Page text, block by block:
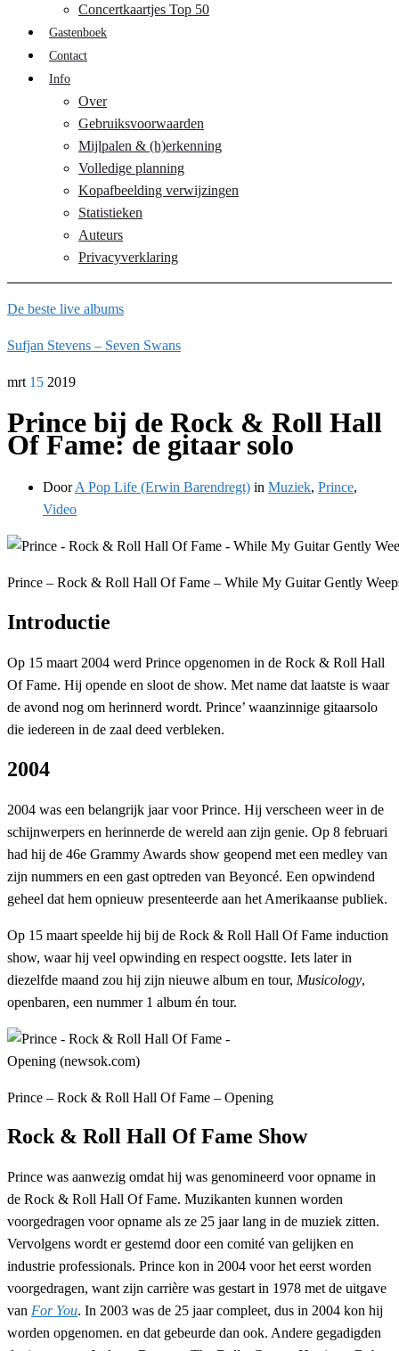
Concertkaartjes Top 50
Gastenboek
Contact
Info
Over
Gebruiksvoorwaarden
Mijlpalen & (h)erkenning
Volledige planning
Kopafbeelding verwijzingen
Statistieken
Auteurs
Privacyverklaring
De beste live albums
Sufjan Stevens – Seven Swans
mrt 15 2019
Prince bij de Rock & Roll Hall
Of Fame: de gitaar solo
DoorA Pop Life (Erwin Barendregt) in Muziek, Prince,
Video
Prince – Rock & Roll Hall Of Fame – While My Guitar Gently
Introductie
Op 15 maart 2004 werd Prince opgenomen in de Rock & Roll Hall
Of Fame. Hij opende en sloot de show. Met name dat laatste is waar
de avond nog om herinnerd wordt. Prince’ waanzinnige gitaarsolo
die iedereen in de zaal deed verbleken.
2004
2004 was een belangrijk jaar voor Prince. Hij verscheen weer in de
schijnwerpers en herinnerde de wereld aan zijn genie. Op 8 februari
had hij de 46e Grammy Awards show geopend met een medley van
zijn nummers en een gast optreden van Beyoncé. Een opwindend
geheel dat hem opnieuw presenteerde aan het Amerikaanse publiek.
Op 15 maart speelde hij bij de Rock & Roll Hall Of Fame induction
show, waar hij veel opwinding en respect oogstte. Iets later in
diezelfde maand zou hij zijn nieuwe album en tour, Musicology,
openbaren, een nummer 1 album én tour.
Prince – Rock & Roll Hall Of Fame – Opening
Rock & Roll Hall Of Fame Show
Prince was aanwezig omdat hij was genomineerd voor opname in
de Rock & Roll Hall Of Fame. Muzikanten kunnen worden
voorgedragen voor opname als ze 25 jaar lang in de muziek zitten.
Vervolgens wordt er gestemd door een comité van gelijken en
industrie professionals. Prince kon in 2004 voor het eerst worden
voorgedragen, want zijn carrière was gestart in 1978 met de uitgave
van For You. In 2003 was de 25 jaar compleet, dus in 2004 kon hij
worden opgenomen. en dat gebeurde dan ook. Andere gegadigden